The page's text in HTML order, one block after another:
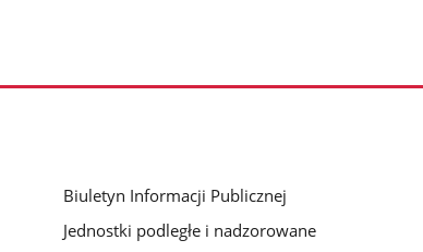
Biuletyn Informacji Publicznej
Jednostki podległe i nadzorowane